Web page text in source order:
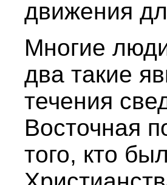
движения
Многие
два такие
течения
Восточная
того, кто